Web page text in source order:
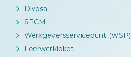
Divosa
SBCM
Werkgeversservicepunt (WSP)
Leerwerkloket